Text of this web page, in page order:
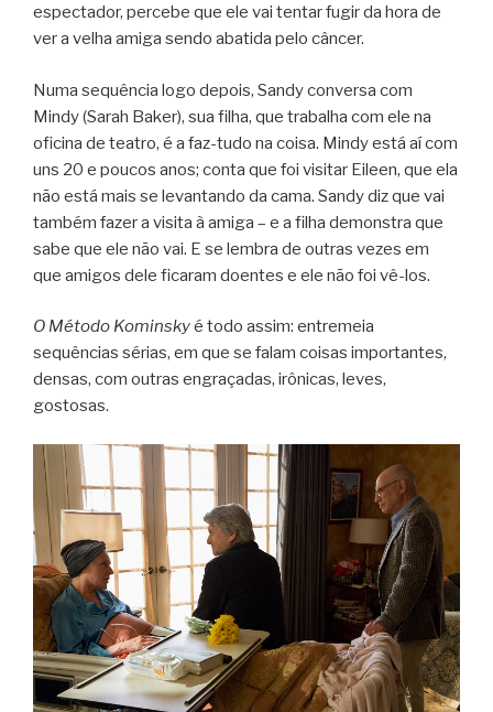
espectador, percebe que ele vai tentar fugir da hora de
ver a velha amiga sendo abatida pelo câncer.
Numa sequência logo depois, Sandy conversa com
Mindy (Sarah Baker), sua filha, que trabalha com ele na
oficina de teatro, é a faz-tudo na coisa. Mindy está aí com
uns 20 e poucos anos; conta que foi visitar Eileen, que ela
não está mais se levantando da cama. Sandy diz que vai
também fazer a visita à amiga – e a filha demonstra que
sabe que ele não vai. E se lembra de outras vezes em
que amigos dele ficaram doentes e ele não foi vê-los.
O Método Kominskyé todo assim: entremeia
sequências sérias, em que se falam coisas importantes,
densas, com outras engraçadas, irônicas, leves,
gostosas.